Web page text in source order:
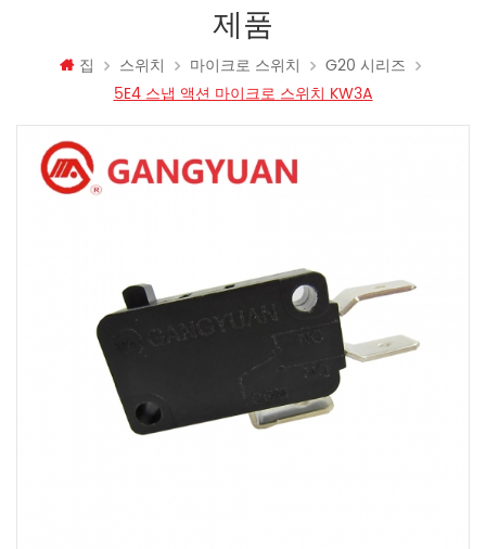
제품
집 스위치 마이크로 스위치
G20 시리즈
5E4 스냅 액션 마이크로 스위치 KW3A